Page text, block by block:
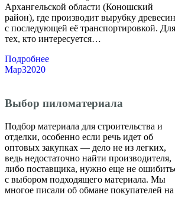
Архангельской области (Коношский
район), где производит вырубку
с последующей её транспортировкой. Для
тех, кто интересуется…
Подробнее
Мар32020
Выбор пиломатериала
Подбор материала для строительства и
отделки, особенно если речь идет об
оптовых закупках — дело не из легких,
ведь недостаточно найти производителя,
либо поставщика, нужно еще не
с выбором подходящего материала. Мы
многое писали об обмане покупателей на